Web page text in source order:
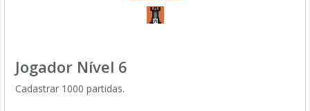
Jogador Nível 6
Cadastrar 1000 partidas.